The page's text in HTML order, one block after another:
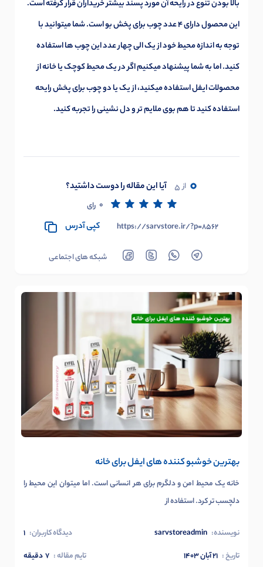
بهترین خوشبو کننده های ایفل برای خانه
خانه یک محیط امن و دلگرم برای هر انسانی است. اما میتوان این محیط را
دلچسب تر کرد. استفاده از
نویسنده: sarvstoreadmin دیدگاه کاربران: 1
تاریخ : ۲۱ آبان ۱۴۰۳ تایم مقاله : 7دقیقه
بالا بودن تنوع در رایحه آن مورد پسند بیشتر خریداران قرار گرفته است.
این محصول دارای 4 عدد چوب برای پخش بو است. شما میتوانید با
توجه به اندازه محیط خود از یک الی چهار عدد این چوب ها استفاده
کنید. اما به شما پیشنهاد میکنیم اگر در یک محیط کوچک یا خانه از
محصولات ایفل استفاده میکنید، از یک یا دو چوب برای پخش رایحه
استفاده کنید تا هم بوی ملایم تر و دل نشینی را تجربه کنید.
0 از 5 آیا این مقاله را دوست داشتید؟
0 رای
https://sarvstore.ir/?p=8562
کپی آدرس
شبکه های اجتماعی